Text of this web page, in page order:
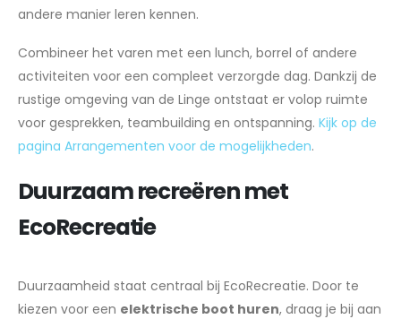
andere manier leren kennen.
Combineer het varen met een lunch, borrel of andere
activiteiten voor een compleet verzorgde dag. Dankzij de
rustige omgeving van de Linge ontstaat er volop ruimte
voor gesprekken, teambuilding en ontspanning. Kijk op de
pagina Arrangementen voor de mogelijkheden.
Duurzaam recreëren met
EcoRecreatie
Duurzaamheid staat centraal bij EcoRecreatie. Door te
kiezen voor een elektrische boot huren, draag je bij aan